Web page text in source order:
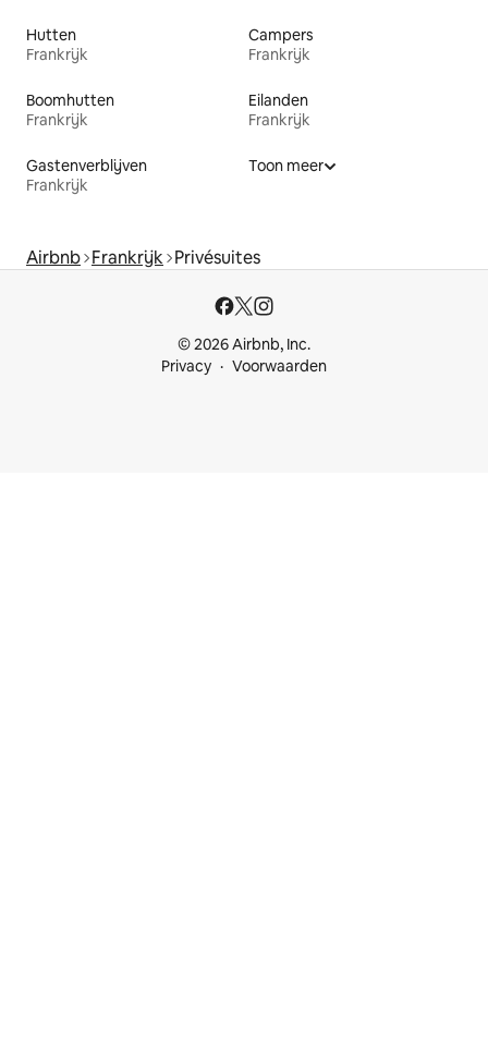
Hutten
Frankrijk
Campers
Frankrijk
Boomhutten
Frankrijk
Eilanden
Frankrijk
Gastenverblijven
Frankrijk
Toon meer
Airbnb Frankrijk Privésuites
© 2026 Airbnb, Inc.
Privacy
Voorwaarden